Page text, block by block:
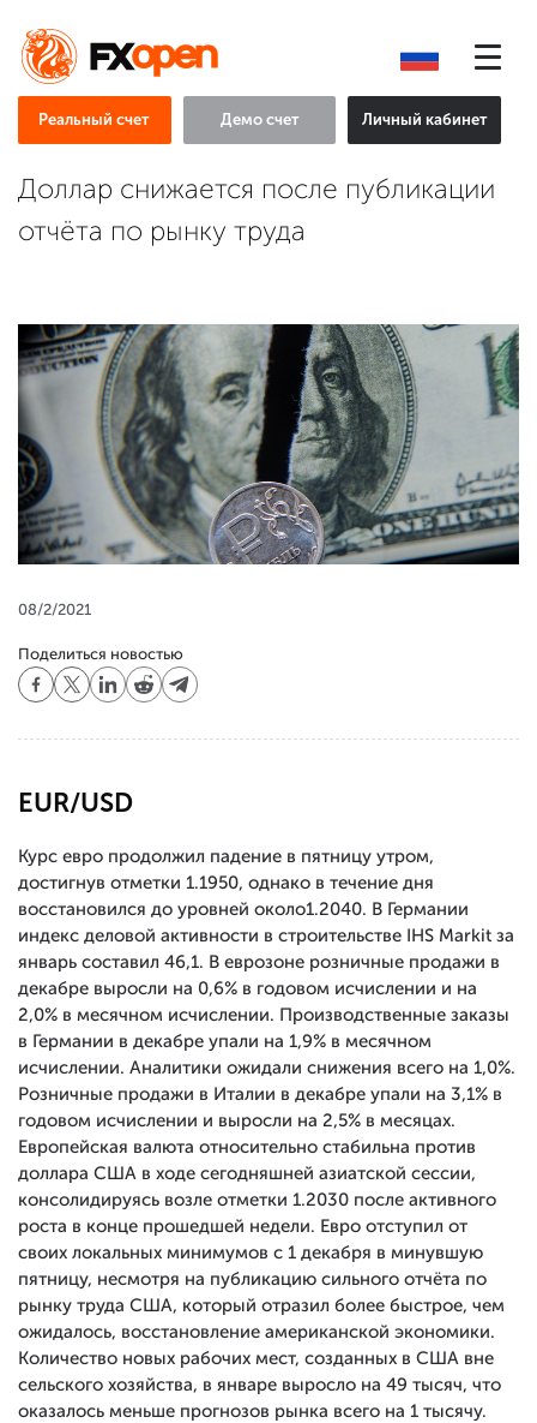
Реальный счет Демо счет Личный кабинет
Доллар снижается после публикации
отчёта по рынку труда
08/2/2021
Поделиться новостью
EUR/USD
Курс евро продолжил падение в пятницу утром,
достигнув отметки 1.1950, однако в течение дня
восстановился до уровней около1.2040. В Германии
индекс деловой активности в строительстве IHS Markit за
январь составил 46,1. В еврозоне розничные продажи в
декабре выросли на 0,6% в годовом исчислении и на
2,0% в месячном исчислении. Производственные заказы
в Германии в декабре упали на 1,9% в месячном
исчислении. Аналитики ожидали снижения всего на 1,0%.
Розничные продажи в Италии в декабре упали на 3,1% в
годовом исчислении и выросли на 2,5% в месяцах.
Европейская валюта относительно стабильна против
доллара США в ходе сегодняшней азиатской сессии,
консолидируясь возле отметки 1.2030 после активного
роста в конце прошедшей недели. Евро отступил от
своих локальных минимумов с 1 декабря в минувшую
пятницу, несмотря на публикацию сильного отчёта по
рынку труда США, который отразил более быстрое, чем
ожидалось, восстановление американской экономики.
Количество новых рабочих мест, созданных в США вне
сельского хозяйства, в январе выросло на 49 тысяч, что
оказалось меньше прогнозов рынка всего на 1 тысячу.